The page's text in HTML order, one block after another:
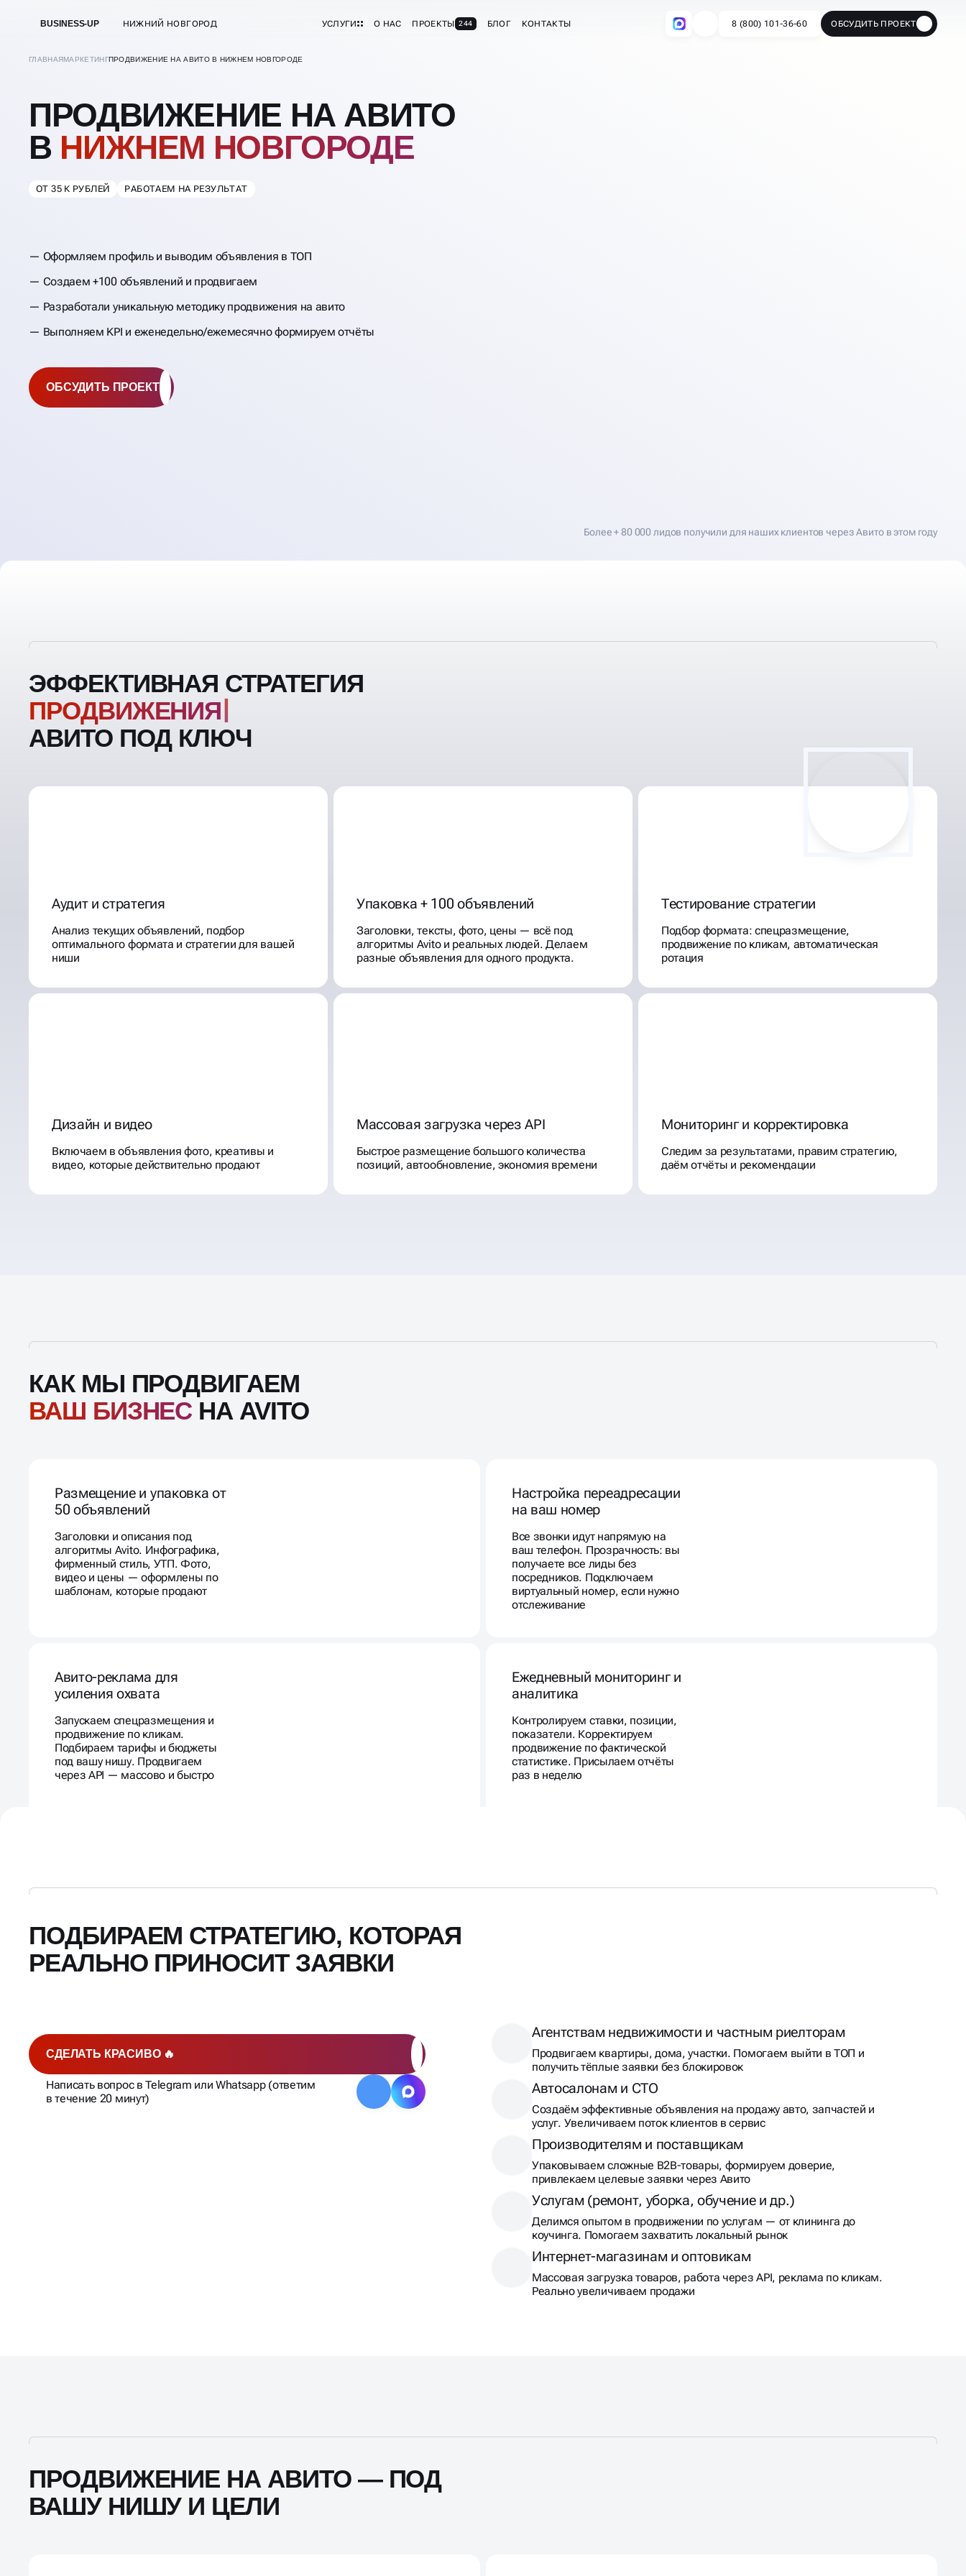
BUSINESS-UP НИЖНИЙ НОВГОРОД УСЛУГИ О НАС ПРОЕКТЫ 244 БЛОГ КОНТАКТЫ 8 (800) 101-36-60 ОБСУДИТЬ ПРОЕКТ
ГЛАВНАЯМАРКЕТИНГПРОДВИЖЕНИЕ НА АВИТО В НИЖНЕМ НОВГОРОДЕ
ПРОДВИЖЕНИЕ НА АВИТО
В НИЖНЕМ НОВГОРОДЕ
ОТ 35 К РУБЛЕЙ РАБОТАЕМ НА РЕЗУЛЬТАТ
Оформляем профиль и выводим объявления в ТОП
Создаем +100 объявлений и продвигаем
Разработали уникальную методику продвижения на авито
Выполняем KPI и еженедельно/ежемесячно формируем отчёты
ОБСУДИТЬ ПРОЕКТ
Более + 80 000 лидов получили для наших клиентов через Авито в этом году
ЭФФЕКТИВНАЯ СТРАТЕГИЯ
ПРОДВИЖ
АВИТО ПОД КЛЮЧ
Аудит и стратегия
Анализ текущих объявлений, подбор
оптимального формата и стратегии для вашей
ниши
Упаковка + 100 объявлений
Заголовки, тексты, фото, цены — всё под
алгоритмы Avito и реальных людей. Делаем
разные объявления для одного продукта.
Тестирование стратегии
Подбор формата: спецразмещение,
продвижение по кликам, автоматическая
ротация
Дизайн и видео
Включаем в объявления фото, креативы и
видео, которые действительно продают
Массовая загрузка через API
Быстрое размещение большого количества
позиций, автообновление, экономия времени
Мониторинг и корректировка
Следим за результатами, правим стратегию,
даём отчёты и рекомендации
КАК МЫ ПРОДВИГАЕМ
ВАШ БИЗНЕС НА AVITO
Размещение и упаковка от
50 объявлений
Заголовки и описания под
алгоритмы Avito. Инфографика,
фирменный стиль, УТП. Фото,
видео и цены — оформлены по
шаблонам, которые продают
Настройка переадресации
на ваш номер
Все звонки идут напрямую на
ваш телефон. Прозрачность: вы
получаете все лиды без
посредников. Подключаем
виртуальный номер, если нужно
отслеживание
Авито-реклама для
усиления охвата
Запускаем спецразмещения и
продвижение по кликам.
Подбираем тарифы и бюджеты
под вашу нишу. Продвигаем
через API — массово и быстро
Ежедневный мониторинг и
аналитика
Контролируем ставки, позиции,
показатели. Корректируем
продвижение по фактической
статистике. Присылаем отчёты
раз в неделю
ПОДБИРАЕМ СТРАТЕГИЮ, КОТОРАЯ
РЕАЛЬНО ПРИНОСИТ ЗАЯВКИ
СДЕЛАТЬ КРАСИВО 🔥
Написать вопрос в Telegram или Whatsapp (ответим
в течение 20 минут)
Агентствам недвижимости и частным риелторам
Продвигаем квартиры, дома, участки. Помогаем выйти в ТОП и
получить тёплые заявки без блокировок
Автосалонам и СТО
Создаём эффективные объявления на продажу авто, запчастей и
услуг. Увеличиваем поток клиентов в сервис
Производителям и поставщикам
Упаковываем сложные B2B-товары, формируем доверие,
привлекаем целевые заявки через Авито
Услугам (ремонт, уборка, обучение и др.)
Делимся опытом в продвижении по услугам — от клининга до
коучинга. Помогаем захватить локальный рынок
Интернет-магазинам и оптовикам
Массовая загрузка товаров, работа через API, реклама по кликам.
Реально увеличиваем продажи
ПРОДВИЖЕНИЕ НА АВИТО — ПОД
ВАШУ НИШУ И ЦЕЛИ